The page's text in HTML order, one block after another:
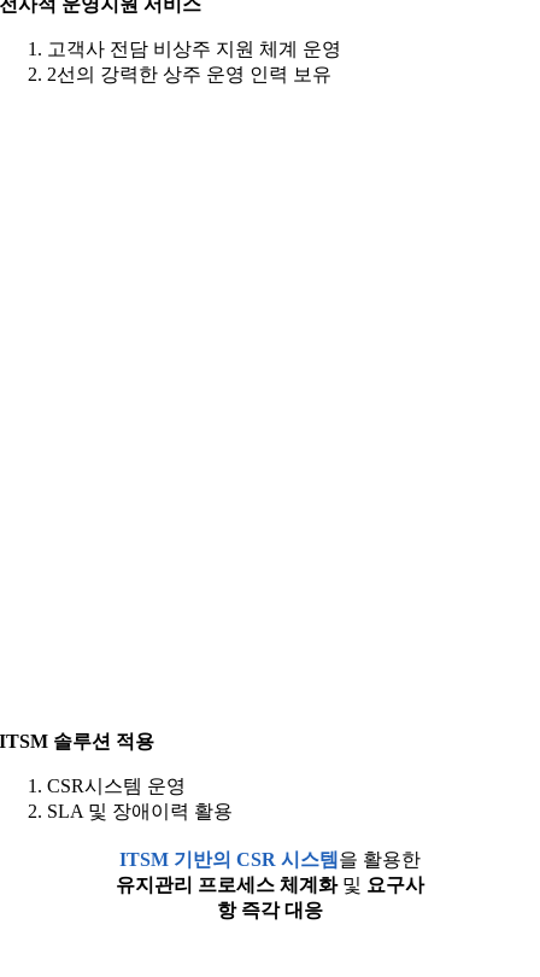
전사적 운영지원 서비스
고객사 전담 비상주 지원 체계 운영
2선의 강력한 상주 운영 인력 보유
ITSM 솔루션 적용
CSR시스템 운영
SLA 및 장애이력 활용
ITSM 기반의 CSR 시스템 을 활용한
유지관리 프로세스 체계화및 요구사
항 즉각 대응